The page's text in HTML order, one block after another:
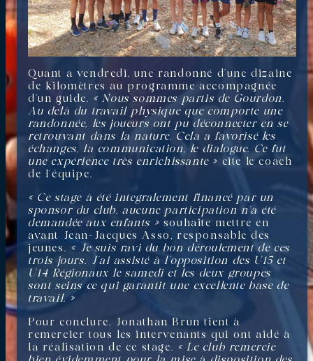
Quant a vendredi, une randonné d’une dizaine
de kilomètres au programme accompagnée
d’un guide. « Nous sommes partis de Gourdon.
Au delà du travail physique que comporte une
randonnée, les joueurs ont pu déconnecter en se
retrouvant dans la nature. Cela a favorisé les
échanges, la communication, le dialogue. Ce fut
une expérience très enrichissante » cite le coach
de l’équipe.
« Ce stage à été integralement financé par un
sponsor du club, aucune participation n’a été
demandée aux enfants » souhaite mettre en
avant Jean-Jacques Asso, responsable des
jeunes. « Je suis ravi du bon déroulement de ces
trois jours. J’ai assisté à l’opposition des U15 et
U14 Régionaux le samedi et les deux groupes
sont seins ce qui garantit une excellente base de
travail. »
Pour conclure, Jonathan Brun tient à
remercier tous les intervenants qui ont aidé à
la réalisation de ce stage. « Le club remercie